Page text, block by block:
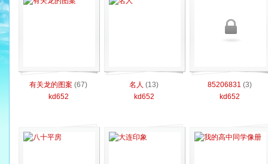
有关龙的图案 (67)
kd652
名人 (13)
kd652
85206831 (3)
kd652